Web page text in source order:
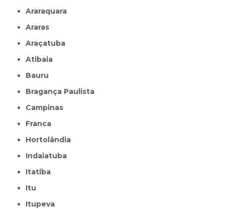
Araraquara
Araras
Araçatuba
Atibaia
Bauru
Bragança Paulista
Campinas
Franca
Hortolândia
Indaiatuba
Itatiba
Itu
Itupeva